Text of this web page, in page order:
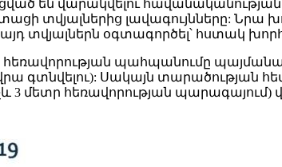
են վարակվելու
տվյալներից լավագույնները: Նրա
տվյալներն օգտագործել՝ հստակ
հեռավորության պահպանումը
գտնվելու): Սակայն տարածության
3 մետր հեռավորության